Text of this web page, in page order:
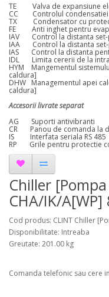
TE Valva de expansiune
CC Controlul condensatiei
TX Condensator cu
FE Anti inghet pentru
IAV Control la distanta set-
IAA Control la distanta set-
IAS Control la distanta
IDL Limita cererii de la
HYM Mangementul
caldura]
DHW Managementul apei
caldura]
Accesorii livrate separat
AG Suporti antivibranti
CR Panou de comanda la
IS Interfata seriala RS 485
RP Grile pentru protectie
Chiller
CHA/IK/A[WP]
Cod produs: CLINT Chiller
Disponibilitate: Intreaba
Greutate: 201.00 kg
Comanda telefonic sau cere